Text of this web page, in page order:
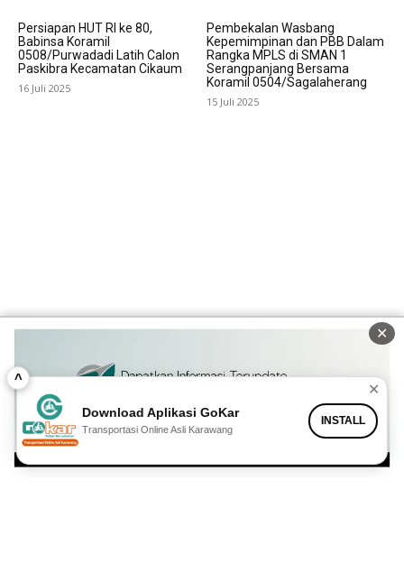
Persiapan HUT RI ke 80,
Babinsa Koramil
0508/Purwadadi Latih Calon
Paskibra Kecamatan Cikaum
16 Juli 2025
Pembekalan Wasbang
Kepemimpinan dan PBB Dalam
Rangka MPLS di SMAN 1
Serangpanjang Bersama
Koramil 0504/Sagalaherang
15 Juli 2025
✕
^
✕
Download Aplikasi GoKar
Transportasi Online Asli Karawang
INSTALL